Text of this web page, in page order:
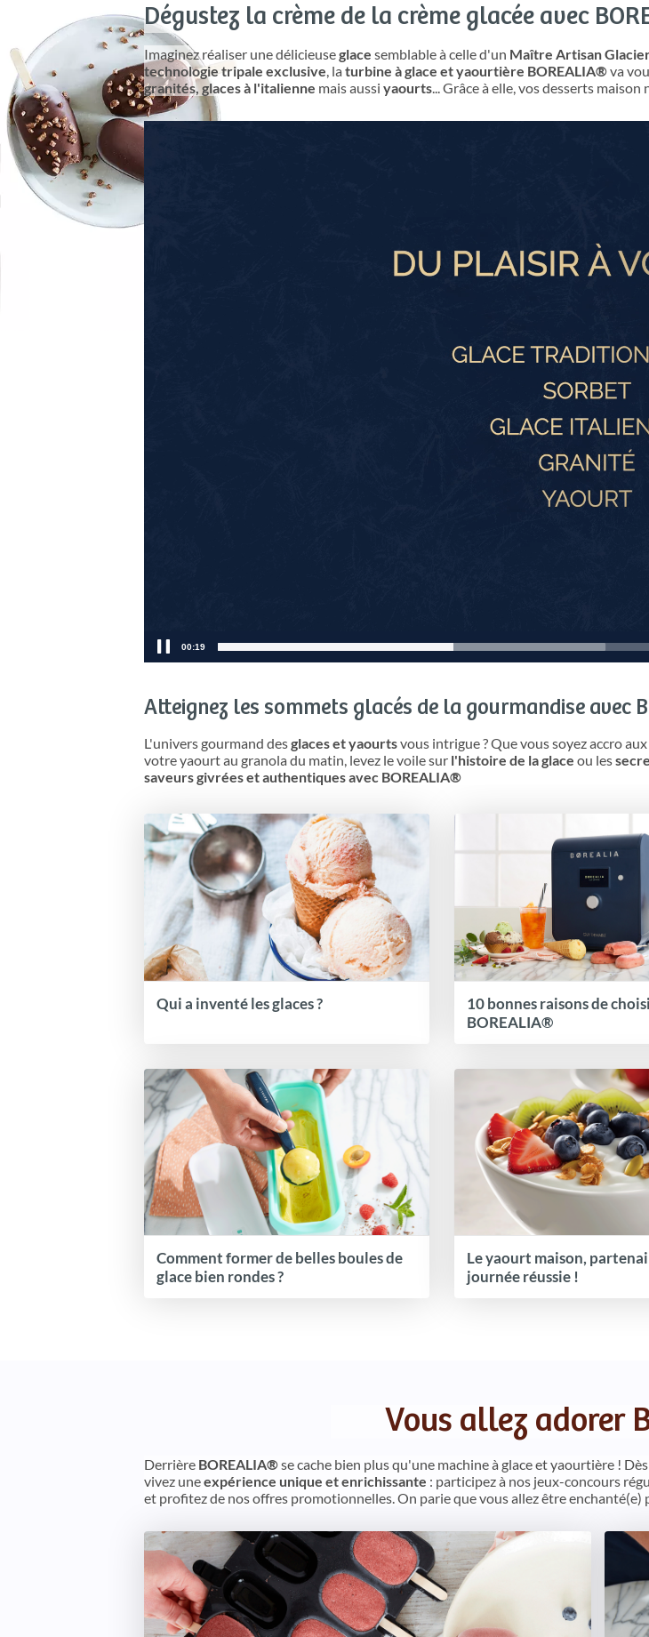
Dégustez la crème de la crème glacée avec
Imaginez réaliser une délicieuseglace semblable à celle d'un Maître Artisan
technologie tripale exclusive, la turbine à glace et yaourtière BOREALIA®va
granités, glaces à l'italienne mais aussi yaourts... Grâce à elle, vos desserts
00:22
Atteignez les sommets glacés de la gourmandise avec
L'univers gourmand desglaces et yaourtsvous intrigue ? Que vous soyez accro
votre yaourt au granola du matin, levez le voile sur l'histoire de la glace ou les
saveurs givrées et authentiques avec BOREALIA®
Qui a inventé les glaces ?
10 bonnes raisons de
BOREALIA®
Comment former de belles boules de
glace bien rondes ?
Le yaourt maison,
journée réussie !
Vous allez adorer
Derrière BOREALIA®se cache bien plus qu'une machine à glace et yaourtière !
vivez uneexpérience unique et enrichissante : participez à nos jeux-concours
et profitez de nos offres promotionnelles. On parie que vous allez être enchanté(e)